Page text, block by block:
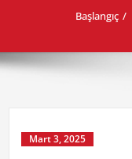
Başlangıç
Mart 3, 2025